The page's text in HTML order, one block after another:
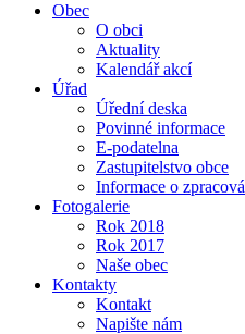
Obec
O obci
Aktuality
Kalendář akcí
Úřad
Úřední deska
Povinné informace
E-podatelna
Zastupitelstvo obce
Informace o
Fotogalerie
Rok 2018
Rok 2017
Naše obec
Kontakty
Kontakt
Napište nám